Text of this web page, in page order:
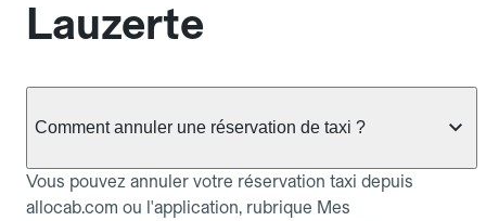
Lauzerte
Comment annuler une réservation de taxi ?
Vous pouvez annuler votre réservation taxi depuis
allocab.com ou l'application, rubrique Mes